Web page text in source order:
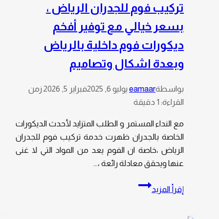
على
جدرانك
تركيب فوم للجدران الرياض ،
بسعر خيالي مع توفير أفخم
ديكورات فوم داخلية بالرياض
وبعدة اشكال وتصاميم
بواسطةeamaar يوليو 6, 2025 فبراير 5, 2026
زمن
القراءة: 1 دقيقة
مع النداء المستمر و الطلب المتزايد لأحدث الديكورات
الخاصة بالجدران ظهرت خدمة تركيب فوم للجدران
الرياض ،خاصة ان الفوم يعد من المواد التي لا غنى
عنها ويحقق معادلة رائعة ،…
إقرأ المزيد
تركيب